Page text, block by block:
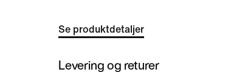
Se produktdetaljer
Levering og returer